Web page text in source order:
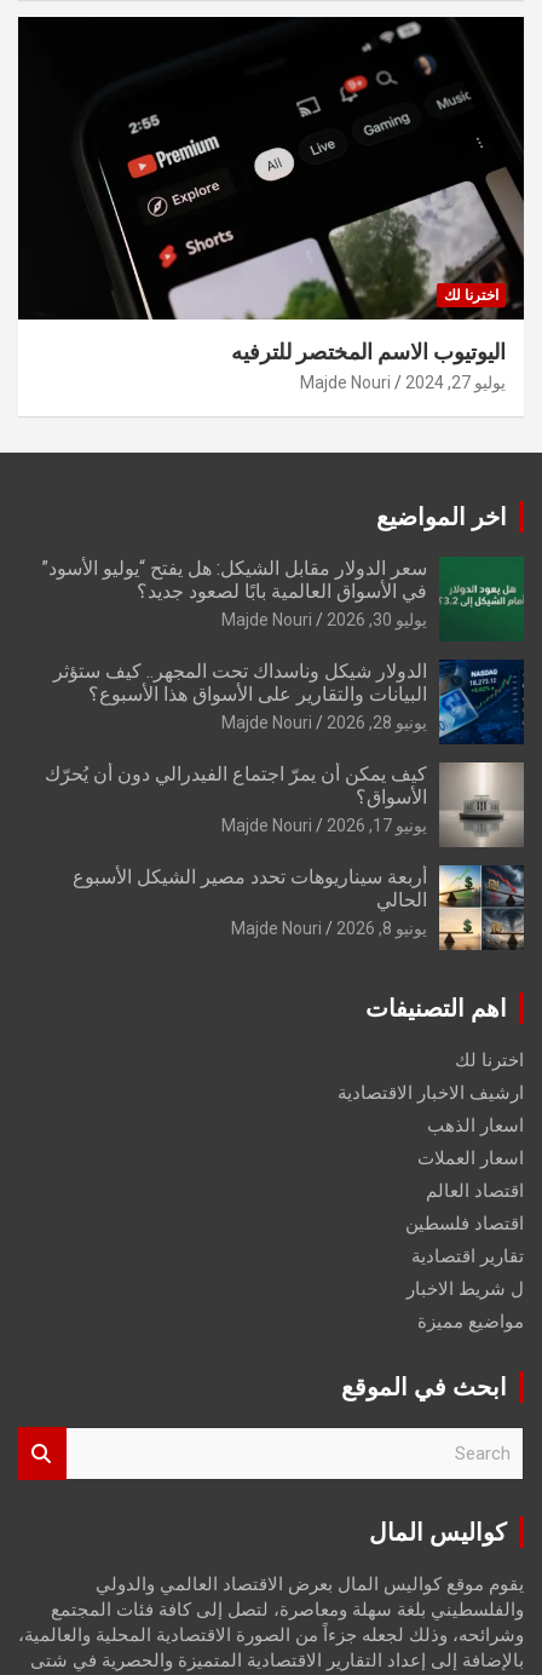
اخترنا لك
اليوتيوب الاسم المختصر للترفيه
يوليو 27, 2024 Majde Nouri
اخر المواضيع
سعر الدولار مقابل الشيكل: هل يفتح “يوليو الأسود”
في الأسواق العالمية بابًا لصعود جديد؟
يوليو 30, 2026 Majde Nouri
الدولار شيكل وناسداك تحت المجهر.. كيف ستؤثر
البيانات والتقارير على الأسواق هذا الأسبوع؟
يونيو 28, 2026 Majde Nouri
كيف يمكن أن يمرّ اجتماع الفيدرالي دون أن يُحرّك
الأسواق؟
يونيو 17, 2026 Majde Nouri
أربعة سيناريوهات تحدد مصير الشيكل الأسبوع
الحالي
يونيو 8, 2026 Majde Nouri
اهم التصنيفات
اخترنا لك
ارشيف الاخبار الاقتصادية
اسعار الذهب
اسعار العملات
اقتصاد العالم
اقتصاد فلسطين
تقارير اقتصادية
ل شريط الاخبار
مواضيع مميزة
ابحث في الموقع
r
كواليس المال
يقوم موقع كواليس المال بعرض الاقتصاد العالمي والدولي
والفلسطيني بلغة سهلة ومعاصرة، لتصل إلى كافة فئات المجتمع
وشرائحه، وذلك لجعله جزءاً من الصورة الاقتصادية المحلية والعالمية،
بالإضافة إلى إعداد التقارير الاقتصادية المتميزة والحصرية في شتى